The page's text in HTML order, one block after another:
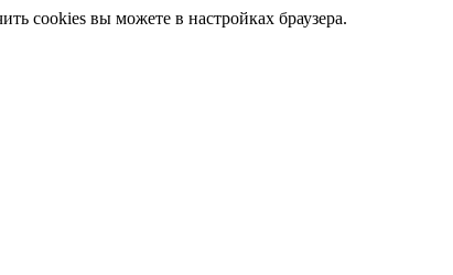
cookies вы можете в настройках браузера.